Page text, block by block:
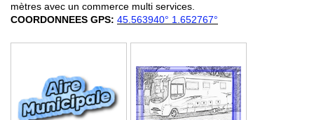
mètres avec un commerce multi services.
COORDONNEES GPS: 45.563940° 1.652767°